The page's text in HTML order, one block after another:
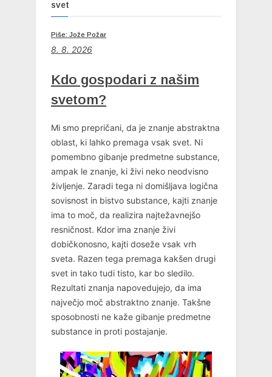
svet
Piše: Jože Požar
8. 8. 2026
Kdo gospodari z našim
svetom?
Mi smo prepričani, da je znanje abstraktna
oblast, ki lahko premaga vsak svet. Ni
pomembno gibanje predmetne substance,
ampak le znanje, ki živi neko neodvisno
življenje. Zaradi tega ni domišljava logična
sovisnost in bistvo substance, kajti znanje
ima to moč, da realizira najtežavnejšo
resničnost. Kdor ima znanje živi
dobičkonosno, kajti doseže vsak vrh
sveta. Razen tega premaga kakšen drugi
svet in tako tudi tisto, kar bo sledilo.
Rezultati znanja napovedujejo, da ima
največjo moč abstraktno znanje. Takšne
sposobnosti ne kaže gibanje predmetne
substance in proti postajanje.